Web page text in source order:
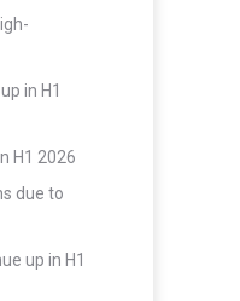
in H1
H1 2026
due to
up in H1